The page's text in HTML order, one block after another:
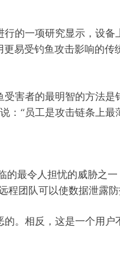
的一项研究显示，设
易受钓鱼攻击影响的传
害者的最明智的方法
：“员工是攻击链条上最
最令人担忧的威胁之
程团队可以使数据泄露
。相反，这是一个用